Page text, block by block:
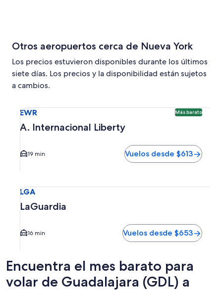
Otros aeropuertos cerca de Nueva York
Los precios estuvieron disponibles durante los últimos
siete días. Los precios y la disponibilidad están sujetos
a cambios.
EWR Más barato
A. Internacional Liberty
19 min Vuelos desde $613
LGA
LaGuardia
16 min Vuelos desde $653
Encuentra el mes barato para
volar de Guadalajara (GDL) a